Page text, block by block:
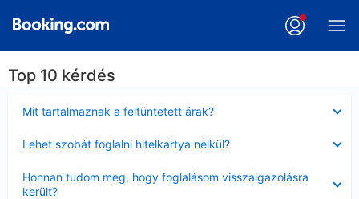
Top 10 kérdés
Mit tartalmaznak a feltüntetett árak?
Lehet szobát foglalni hitelkártya nélkül?
Honnan tudom meg, hogy foglalásom visszaigazolásra
került?